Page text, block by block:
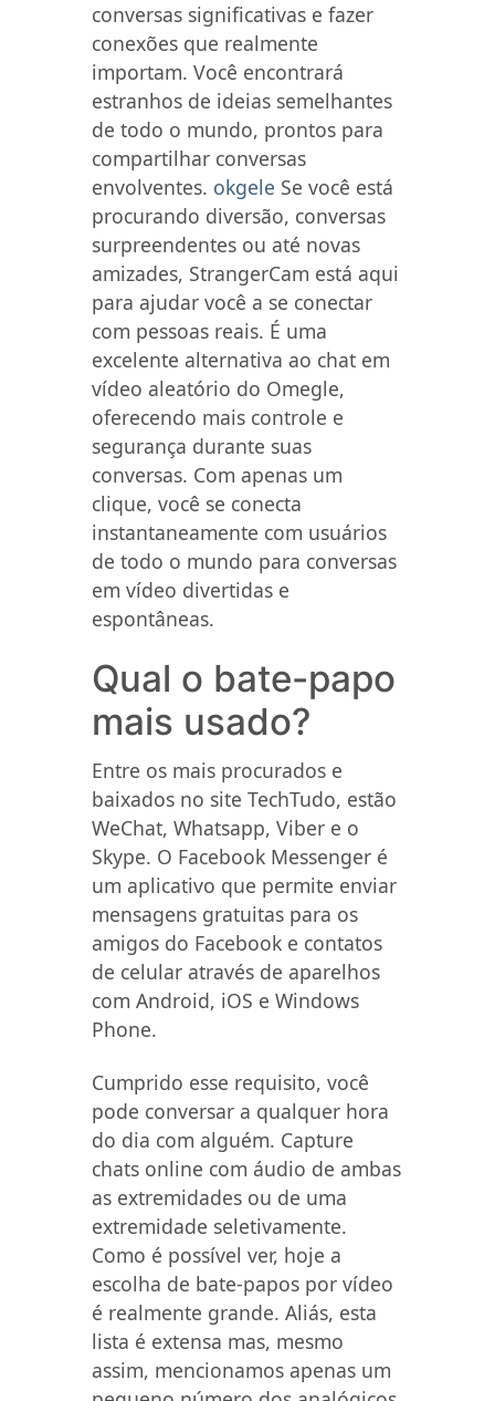
conversas significativas e fazer
conexões que realmente
importam. Você encontrará
estranhos de ideias semelhantes
de todo o mundo, prontos para
compartilhar conversas
envolventes. okgele Se você está
procurando diversão, conversas
surpreendentes ou até novas
amizades, StrangerCam está aqui
para ajudar você a se conectar
com pessoas reais. É uma
excelente alternativa ao chat em
vídeo aleatório do Omegle,
oferecendo mais controle e
segurança durante suas
conversas. Com apenas um
clique, você se conecta
instantaneamente com usuários
de todo o mundo para conversas
em vídeo divertidas e
espontâneas.
Qual o bate-papo
mais usado?
Entre os mais procurados e
baixados no site TechTudo, estão
WeChat, Whatsapp, Viber e o
Skype. O Facebook Messenger é
um aplicativo que permite enviar
mensagens gratuitas para os
amigos do Facebook e contatos
de celular através de aparelhos
com Android, iOS e Windows
Phone.
Cumprido esse requisito, você
pode conversar a qualquer hora
do dia com alguém. Capture
chats online com áudio de ambas
as extremidades ou de uma
extremidade seletivamente.
Como é possível ver, hoje a
escolha de bate-papos por vídeo
é realmente grande. Aliás, esta
lista é extensa mas, mesmo
assim, mencionamos apenas um